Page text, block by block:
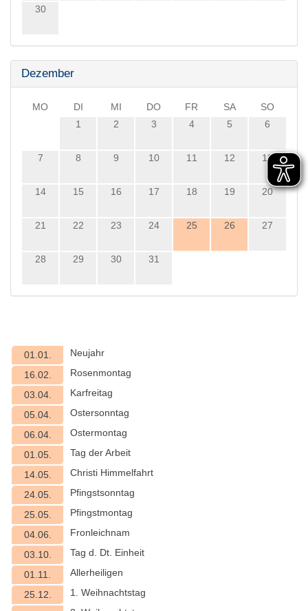
30
Dezember
MO DI MI DO FR SA
SO
1
2 3 4 5 6
7 8 9 10 11 12 13
14 15 16 17 18 19 20
21 22 23 24 25 26 27
28 29 30 31
01.01.
Neujahr
16.02.
Rosenmontag
03.04.
Karfreitag
05.04.
Ostersonntag
06.04.
Ostermontag
01.05.
Tag der Arbeit
14.05.
Christi Himmelfahrt
24.05.
Pfingstsonntag
25.05.
Pfingstmontag
04.06.
Fronleichnam
03.10.
Tag d. Dt. Einheit
01.11.
Allerheiligen
25.12.
1. Weihnachtstag